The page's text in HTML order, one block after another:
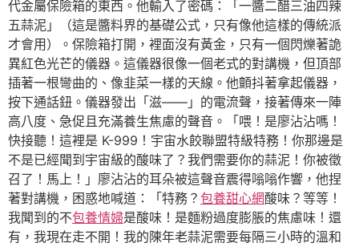
代金屬保險箱的東西。他輸入了密碼：「一醬二醋三油四辣
五蒜泥」（這是醬料界的基礎公式，只有像他這樣的傳統派
才會用）。保險箱打開，裡面沒有黃金，只有一個閃爍著詭
異紅色光芒的儀器。這儀器很像一個老式的對講機，但頂部
插著一根彎曲的、像韭菜一樣的天線。他顫抖著拿起儀器，
按下通話鈕。儀器發出「滋——」的電流聲，接著傳來一陣
高八度、急促且充滿養生焦慮的聲音。「喂！是廖沾沾嗎！
快接聽！這裡是 K-999！宇宙水餃聯盟特級特務！你那邊是
不是已經聞到宇宙級的酸味了？我們需要你的蒜泥！你被徵
召了！馬上！」廖沾沾的耳朵被這聲音震得嗡嗡作響，他捏
著對講機，困惑地喊道：「特務？ 包養甜心網酸味？等等！
我聞到的不包養情婦是酸味！是麵粉過度膨脹的焦慮味！還
有，我現在走不開！我的陳年老蒜泥需要每隔三小時的溫和